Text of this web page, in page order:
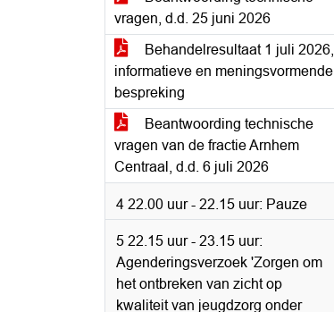
vragen, d.d. 25 juni 2026
Behandelresultaat 1 juli 2026,
informatieve en meningsvormende
bespreking
Beantwoording technische
vragen van de fractie Arnhem
Centraal, d.d. 6 juli 2026
4 22.00 uur - 22.15 uur: Pauze
5 22.15 uur - 23.15 uur:
Agenderingsverzoek 'Zorgen om
het ontbreken van zicht op
kwaliteit van jeugdzorg onder